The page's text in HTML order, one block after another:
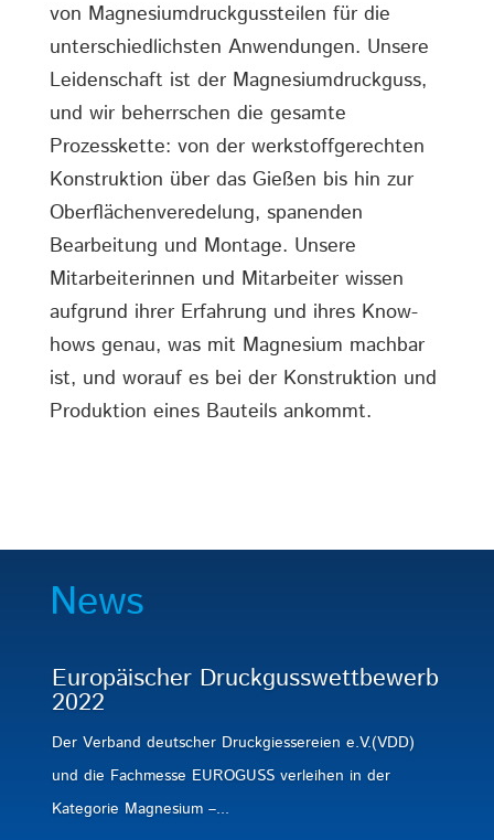
von Magnesiumdruckgussteilen für die
unterschiedlichsten Anwendungen. Unsere
Leidenschaft ist der Magnesiumdruckguss,
und wir beherrschen die gesamte
Prozesskette: von der werkstoffgerechten
Konstruktion über das Gießen bis hin zur
Oberflächenveredelung, spanenden
Bearbeitung und Montage. Unsere
Mitarbeiterinnen und Mitarbeiter wissen
aufgrund ihrer Erfahrung und ihres Know-
hows genau, was mit Magnesium machbar
ist, und worauf es bei der Konstruktion und
Produktion eines Bauteils ankommt.
News
Europäischer Druckgusswettbewerb
2022
Der Verband deutscher Druckgiessereien e.V.(VDD)
und die Fachmesse EUROGUSS verleihen in der
Kategorie Magnesium –...